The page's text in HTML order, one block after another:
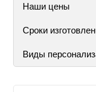
Наши цены
Сроки
Виды